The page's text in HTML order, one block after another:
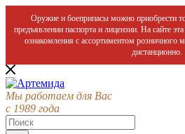
Оружие и боеприпасы можно приобрести
предъявлении паспорта и лицензии. На сайте
ознакомления с ассортиментом розничного
дистанционно.
Мы работаем для Вас
с 1989 года